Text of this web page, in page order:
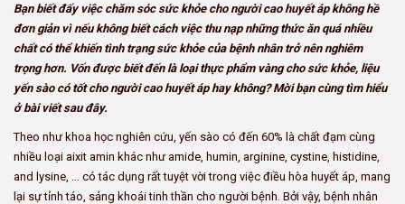
Bạn biết đấy việc chăm sóc sức khỏe cho người cao huyết áp không hề
đơn giản vì nếu không biết cách việc thu nạp những thức ăn quá nhiều
chất có thể khiến tình trạng sức khỏe của bệnh nhân trở nên nghiêm
trọng hơn. Vốn được biết đến là loại thực phẩm vàng cho sức khỏe, liệu
yến sào có tốt cho người cao huyết áp hay không? Mời bạn cùng tìm hiểu
ở bài viết sau đây.
Theo như khoa học nghiên cứu, yến sào có đến 60% là chất đạm cùng
nhiều loại aixit amin khác như amide, humin, arginine, cystine, histidine,
and lysine, … có tác dụng rất tuyệt vời trong việc điều hòa huyết áp, mang
lại sự tỉnh táo, sảng khoái tinh thần cho người bệnh. Bởi vậy, bệnh nhân